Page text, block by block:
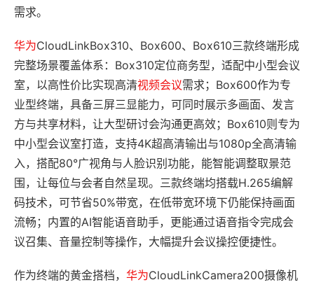
需求。
华为CloudLinkBox310、Box600、Box610三款终端形成
完整场景覆盖体系：Box310定位商务型，适配中小型会议
室，以高性价比实现高清视频会议需求；Box600作为专
业型终端，具备三屏三显能力，可同时展示多画面、发言
方与共享材料，让大型研讨会沟通更高效；Box610则专为
中小型会议室打造，支持4K超高清输出与1080p全高清输
入，搭配80°广视角与人脸识别功能，能智能调整取景范
围，让每位与会者自然呈现。三款终端均搭载H.265编解
码技术，可节省50%带宽，在低带宽环境下仍能保持画面
流畅；内置的AI智能语音助手，更能通过语音指令完成会
议召集、音量控制等操作，大幅提升会议操控便捷性。
作为终端的黄金搭档， 华为CloudLinkCamera200摄像机